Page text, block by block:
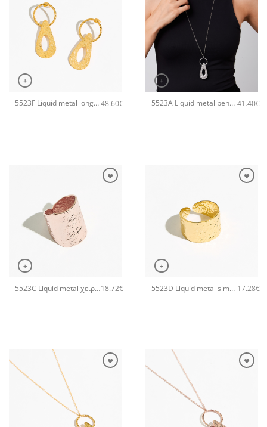
+
5523F Liquid metal long χειροποίητα σκουλαρίκια Catherine bijoux Χρυσό48.60€
+
5523A Liquid metal pendant χειροποίητο κολιέ Catherine bijoux Ασημί 41.40€
+
5523C Liquid metal χειροποίητο δαχτυλιδι Catherine bijoux Ροζ χρυσό18.72€
+
5523D Liquid metal simple χειροποίητο δαχτυλιδι Catherine bijoux Χρυσό 17.28€